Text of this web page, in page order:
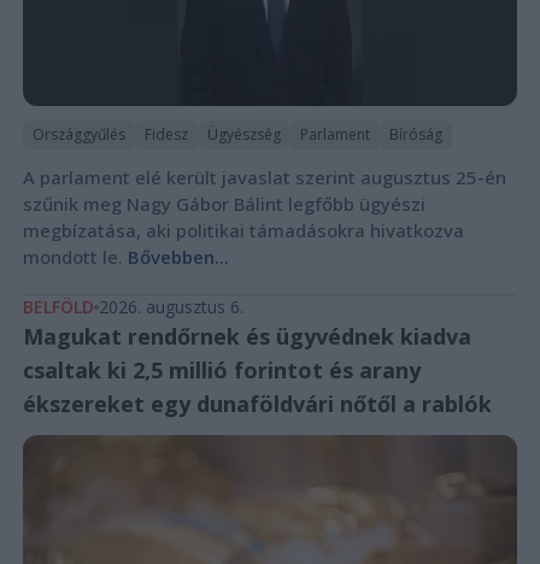
Országgyűlés Fidesz Ügyészség Parlament Bíróság
A parlament elé került javaslat szerint augusztus 25-én
szűnik meg Nagy Gábor Bálint legfőbb ügyészi
megbízatása, aki politikai támadásokra hivatkozva
mondott le. Bővebben...
BELFÖLD 2026. augusztus 6.
Magukat rendőrnek és ügyvédnek kiadva
csaltak ki 2,5 millió forintot és arany
ékszereket egy dunaföldvári nőtől a rablók